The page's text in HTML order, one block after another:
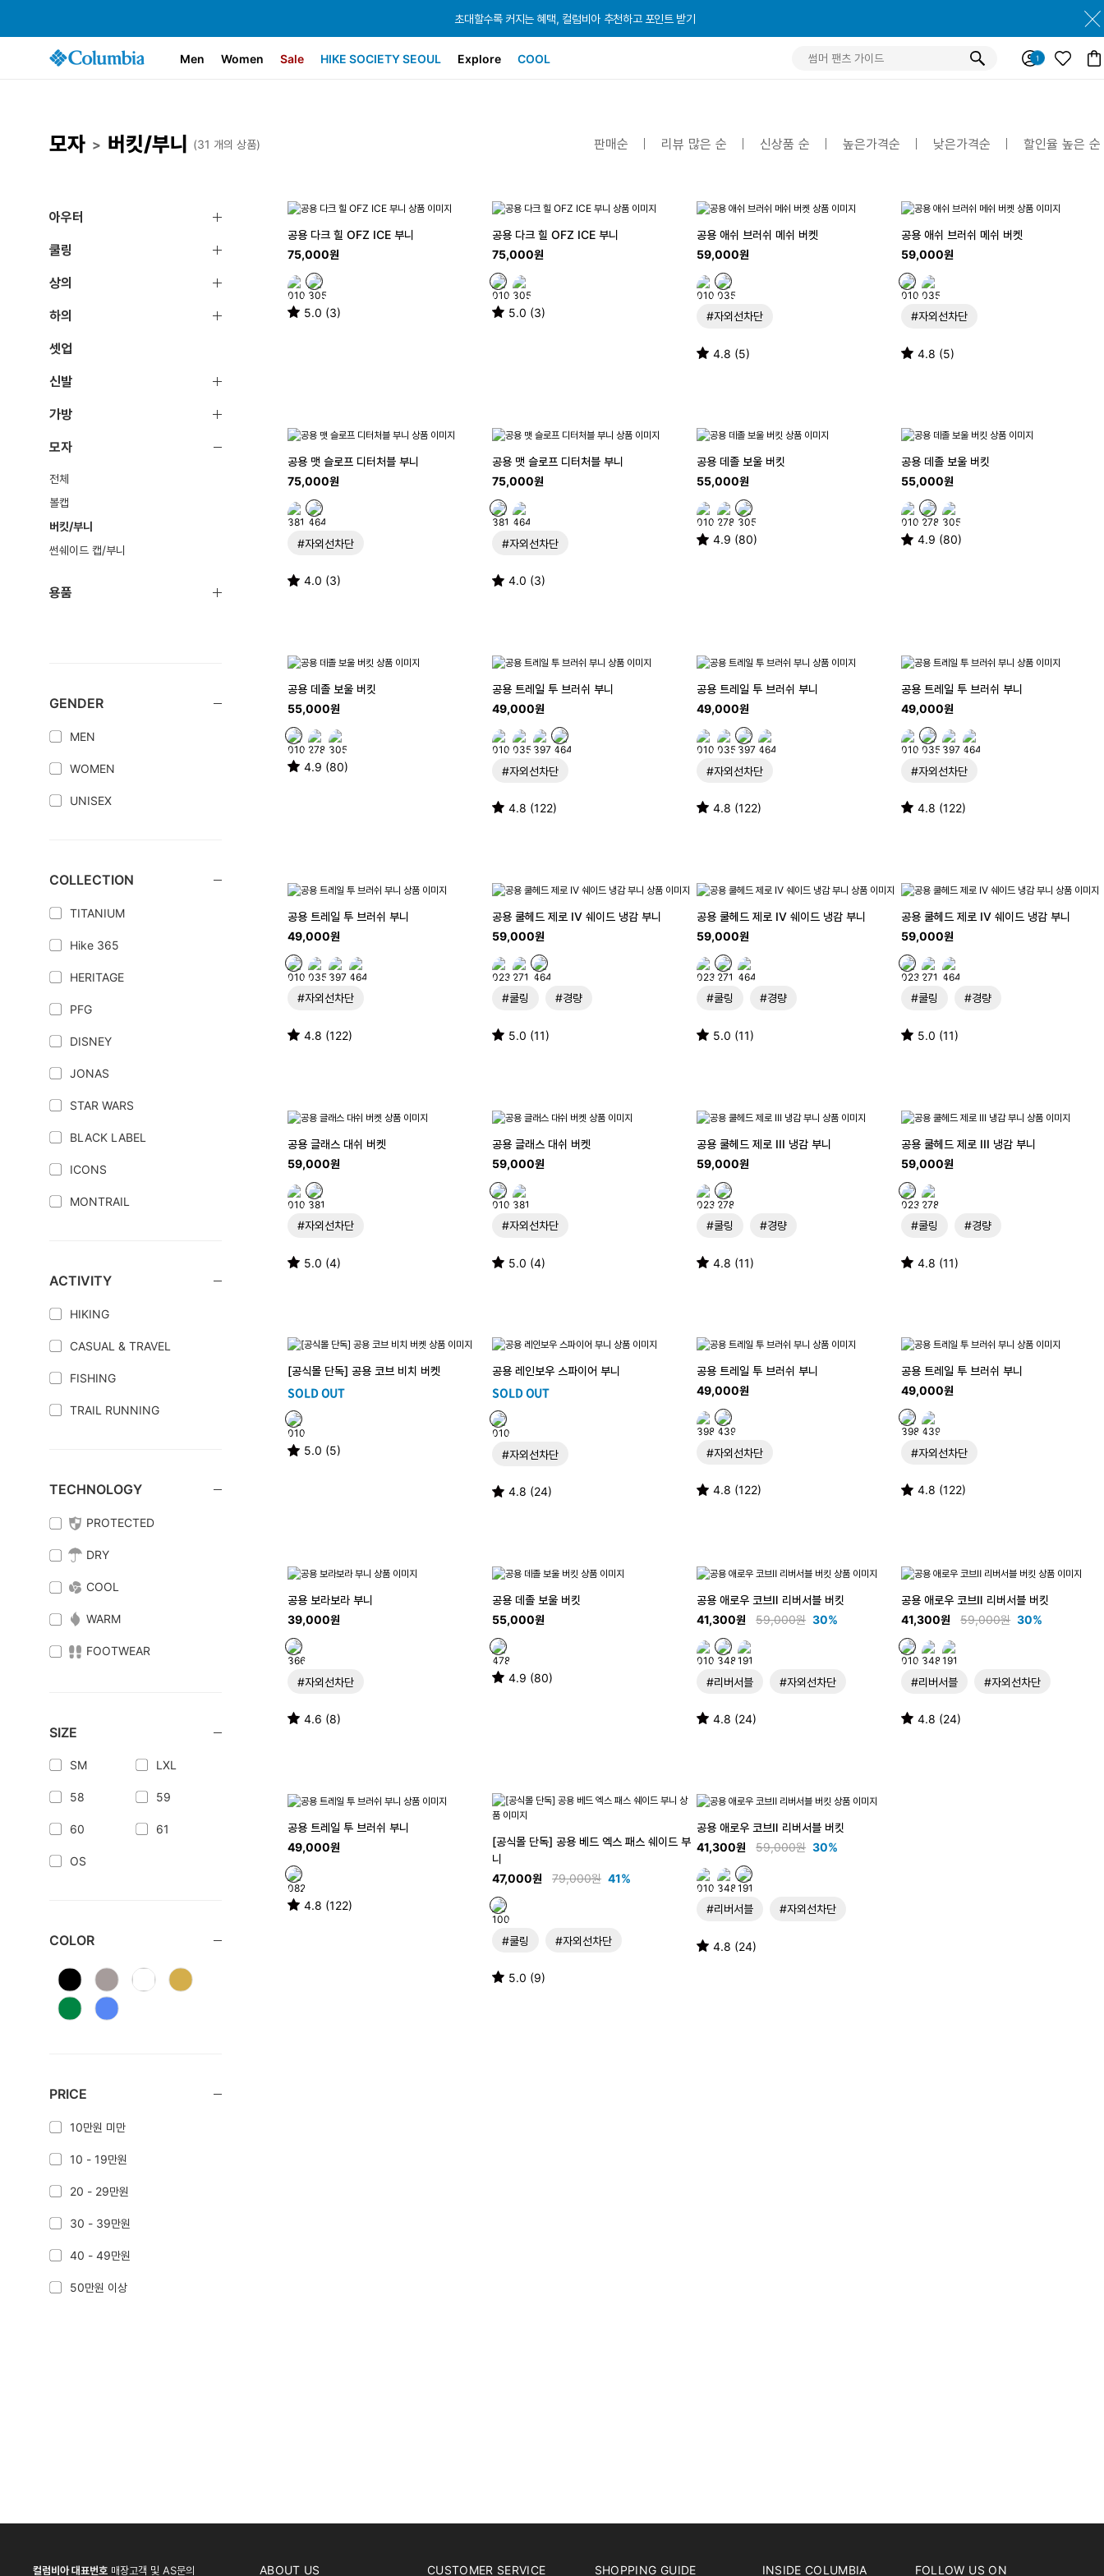
초대할수록 커지는 혜택, 컬럼비아 추천하고 포인트 받기
초대할수록 커지는 혜택, 컬럼비아 추천하고 포인트 받기
초대할수록 커지는 혜택, 컬럼비아 추천하고 포인트 받기
Men Women Sale HIKE SOCIETY SEOUL Explore COOL
모자 > 버킷/부니 (31 개의 상품) 판매순 리뷰 많은 순 신상품 순 높은가격순 낮은가격순 할인율 높은 순
아우터
쿨링
상의
하의
셋업
신발
가방
모자
전체
볼캡
버킷/부니
썬쉐이드 캡/부니
용품
GENDER
MEN
WOMEN
UNISEX
COLLECTION
TITANIUM
Hike 365
HERITAGE
PFG
DISNEY
JONAS
STAR WARS
BLACK LABEL
ICONS
MONTRAIL
ACTIVITY
HIKING
CASUAL & TRAVEL
FISHING
TRAIL RUNNING
TECHNOLOGY
PROTECTED
DRY
COOL
WARM
FOOTWEAR
SIZE
SM LXL
58 59
60 61
OS
COLOR
PRICE
10만원 미만
10 - 19만원
20 - 29만원
30 - 39만원
40 - 49만원
50만원 이상
공용 다크 힐 OFZ ICE 부니
75,000원
5.0 (3)
공용 다크 힐 OFZ ICE 부니
75,000원
5.0 (3)
공용 애쉬 브러쉬 메쉬 버켓
59,000원
#자외선차단
4.8 (5)
공용 애쉬 브러쉬 메쉬 버켓
59,000원
#자외선차단
4.8 (5)
공용 맷 슬로프 디터처블 부니
75,000원
#자외선차단
4.0 (3)
공용 맷 슬로프 디터처블 부니
75,000원
#자외선차단
4.0 (3)
공용 데졸 보울 버킷
55,000원
4.9 (80)
공용 데졸 보울 버킷
55,000원
4.9 (80)
공용 데졸 보울 버킷
55,000원
4.9 (80)
공용 트레일 투 브러쉬 부니
49,000원
#자외선차단
4.8 (122)
공용 트레일 투 브러쉬 부니
49,000원
#자외선차단
4.8 (122)
공용 트레일 투 브러쉬 부니
49,000원
#자외선차단
4.8 (122)
공용 트레일 투 브러쉬 부니
49,000원
#자외선차단
4.8 (122)
공용 쿨헤드 제로 IV 쉐이드 냉감 부니
59,000원
#쿨링 #경량
5.0 (11)
공용 쿨헤드 제로 IV 쉐이드 냉감 부니
59,000원
#쿨링 #경량
5.0 (11)
공용 쿨헤드 제로 IV 쉐이드 냉감 부니
59,000원
#쿨링 #경량
5.0 (11)
공용 글래스 대쉬 버켓
59,000원
#자외선차단
5.0 (4)
공용 글래스 대쉬 버켓
59,000원
#자외선차단
5.0 (4)
공용 쿨헤드 제로 III 냉감 부니
59,000원
#쿨링 #경량
4.8 (11)
공용 쿨헤드 제로 III 냉감 부니
59,000원
#쿨링 #경량
4.8 (11)
[공식몰 단독] 공용 코브 비치 버켓
SOLD OUT
5.0 (5)
공용 레인보우 스파이어 부니
SOLD OUT
#자외선차단
4.8 (24)
공용 트레일 투 브러쉬 부니
49,000원
#자외선차단
4.8 (122)
공용 트레일 투 브러쉬 부니
49,000원
#자외선차단
4.8 (122)
공용 보라보라 부니
39,000원
#자외선차단
4.6 (8)
공용 데졸 보울 버킷
55,000원
4.9 (80)
공용 애로우 코브Ⅱ 리버서블 버킷
41,300원
59,000원 30%
#리버서블 #자외선차단
4.8 (24)
공용 애로우 코브Ⅱ 리버서블 버킷
41,300원
59,000원 30%
#리버서블 #자외선차단
4.8 (24)
공용 트레일 투 브러쉬 부니
49,000원
4.8 (122)
[공식몰 단독] 공용 베드 엑스 패스 쉐이드 부
니
47,000원
79,000원 41%
#쿨링 #자외선차단
5.0 (9)
공용 애로우 코브Ⅱ 리버서블 버킷
41,300원
59,000원 30%
#리버서블 #자외선차단
4.8 (24)
컬럼비아 대표번호 매장고객 및 AS문의 ABOUT US CUSTOMER SERVICE SHOPPING GUIDE INSIDE COLUMBIA FOLLOW US ON